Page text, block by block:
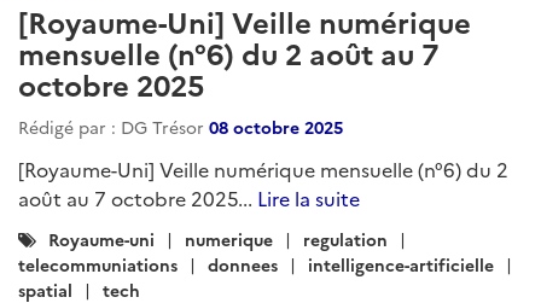
[Royaume-Uni] Veille numérique
mensuelle (n°6) du 2 août au 7
octobre 2025
Rédigé par : DG Trésor 08 octobre 2025
[Royaume-Uni] Veille numérique mensuelle (n°6) du 2
août au 7 octobre 2025... Lire la suite
Catégories
:
Royaume-uni numerique
regulation
telecommuniations
donnees
intelligence-artificielle
spatial
tech